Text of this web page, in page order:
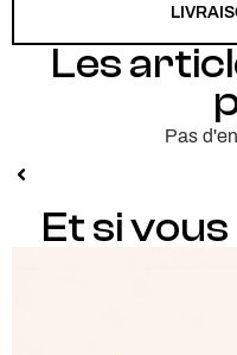
Les
Pas
Et si